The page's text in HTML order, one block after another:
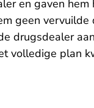
en gaven
geen vervuilde
drugsdealer
volledige plan